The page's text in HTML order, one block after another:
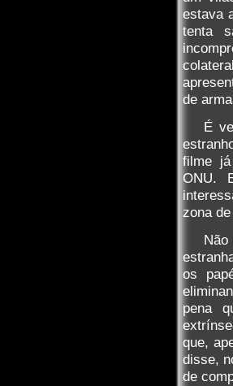
estava
tenta
de
É
filme
ONU.
zona
os
pena
que,
disse,
de